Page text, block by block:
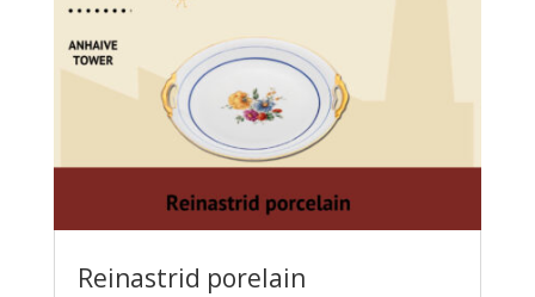
Reinastrid porelain